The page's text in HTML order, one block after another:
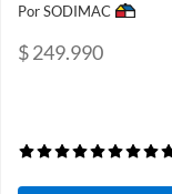
Por SODIMAC
$ 249.990